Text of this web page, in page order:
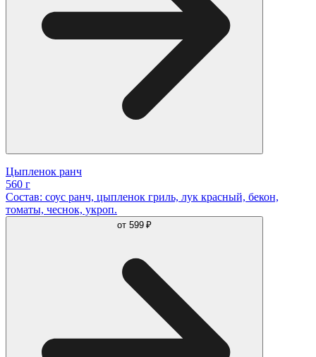
Цыпленок ранч
560 г
Состав: соус ранч, цыпленок гриль, лук красный, бекон,
томаты, чеснок, укроп.
от 599 ₽